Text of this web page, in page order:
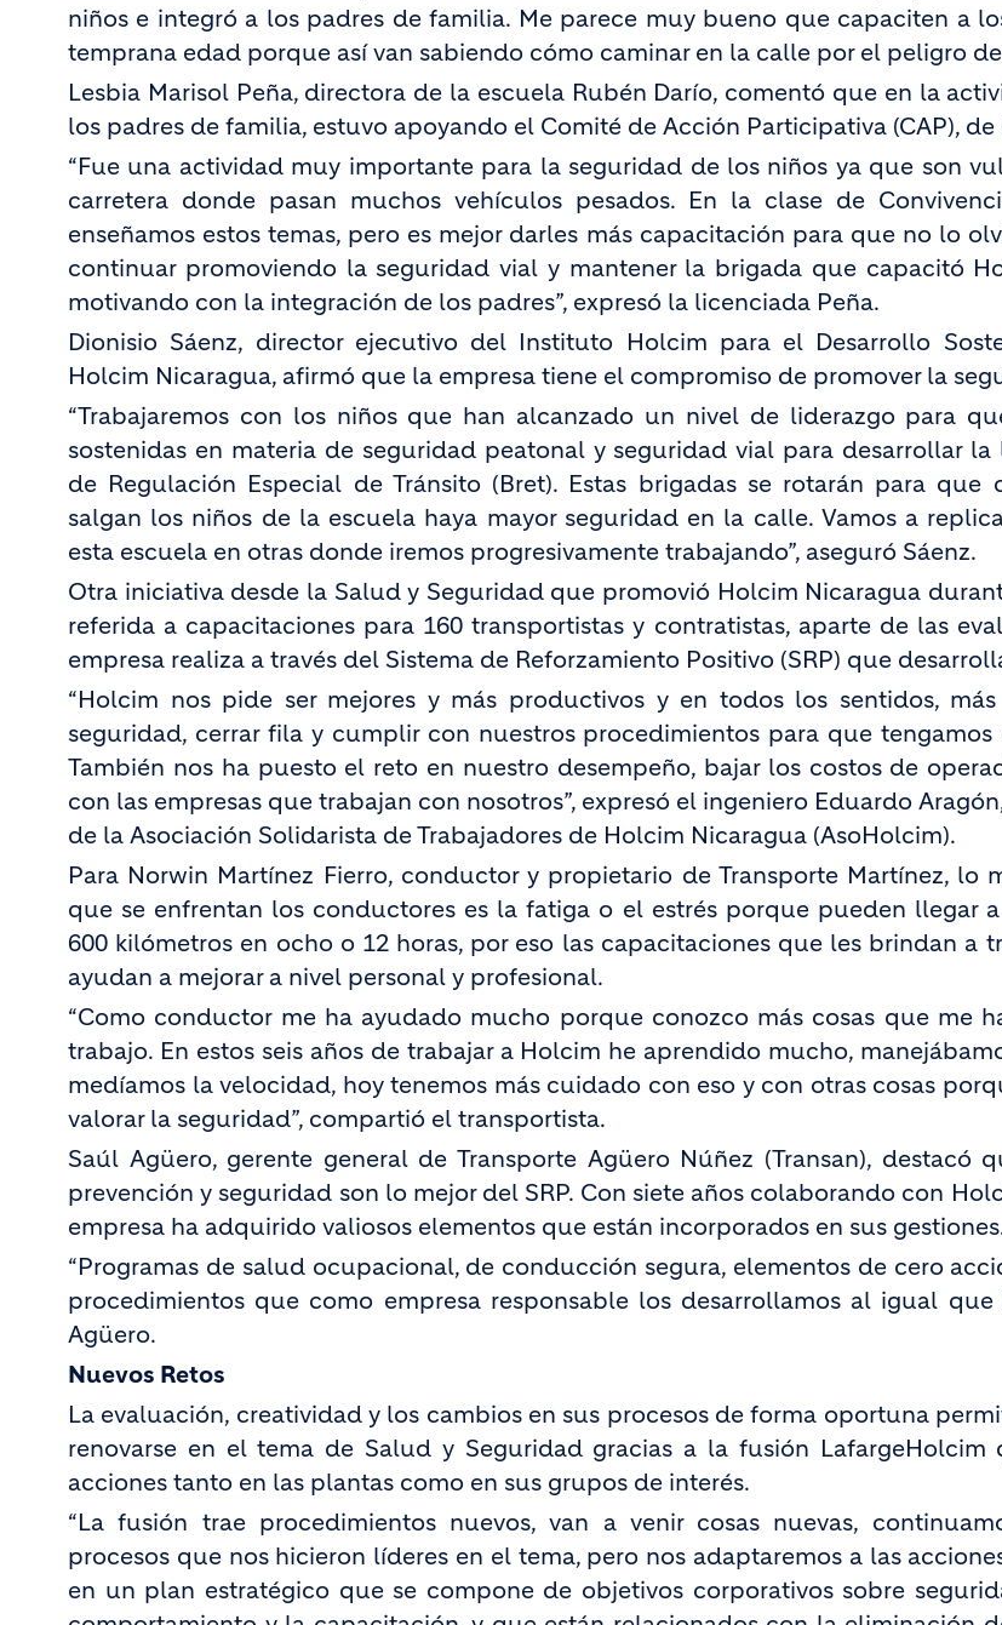
niños e integró a los padres de familia. Me parece muy bueno que capaciten a
temprana edad porque así van sabiendo cómo caminar en la calle por el peligro de
Lesbia Marisol Peña, directora de la escuela Rubén Darío, comentó que en la
los padres de familia, estuvo apoyando el Comité de Acción Participativa (CAP), de
“Fue una actividad muy importante para la seguridad de los niños ya que son
carretera donde pasan muchos vehículos pesados. En la clase de
enseñamos estos temas, pero es mejor darles más capacitación para que no lo
continuar promoviendo la seguridad vial y mantener la brigada que capacitó
motivando con la integración de los padres”, expresó la licenciada Peña.
Dionisio Sáenz, director ejecutivo del Instituto Holcim para el Desarrollo
Holcim Nicaragua, afirmó que la empresa tiene el compromiso de promover la
“Trabajaremos con los niños que han alcanzado un nivel de liderazgo para
sostenidas en materia de seguridad peatonal y seguridad vial para desarrollar la
de Regulación Especial de Tránsito (Bret). Estas brigadas se rotarán para que
salgan los niños de la escuela haya mayor seguridad en la calle. Vamos a
esta escuela en otras donde iremos progresivamente trabajando”, aseguró Sáenz.
Otra iniciativa desde la Salud y Seguridad que promovió Holcim Nicaragua
referida a capacitaciones para 160 transportistas y contratistas, aparte de las
empresa realiza a través del Sistema de Reforzamiento Positivo (SRP) que
“Holcim nos pide ser mejores y más productivos y en todos los sentidos,
seguridad, cerrar fila y cumplir con nuestros procedimientos para que tengamos
También nos ha puesto el reto en nuestro desempeño, bajar los costos de
con las empresas que trabajan con nosotros”, expresó el ingeniero Eduardo
de la Asociación Solidarista de Trabajadores de Holcim Nicaragua (AsoHolcim).
Para Norwin Martínez Fierro, conductor y propietario de Transporte Martínez, lo
que se enfrentan los conductores es la fatiga o el estrés porque pueden llegar
600 kilómetros en ocho o 12 horas, por eso las capacitaciones que les brindan a
ayudan a mejorar a nivel personal y profesional.
“Como conductor me ha ayudado mucho porque conozco más cosas que me
trabajo. En estos seis años de trabajar a Holcim he aprendido mucho,
medíamos la velocidad, hoy tenemos más cuidado con eso y con otras cosas
valorar la seguridad”, compartió el transportista.
Saúl Agüero, gerente general de Transporte Agüero Núñez (Transan), destacó
prevención y seguridad son lo mejor del SRP. Con siete años colaborando con
empresa ha adquirido valiosos elementos que están incorporados en sus
“Programas de salud ocupacional, de conducción segura, elementos de cero
procedimientos que como empresa responsable los desarrollamos al igual que
Agüero.
Nuevos Retos
La evaluación, creatividad y los cambios en sus procesos de forma oportuna
renovarse en el tema de Salud y Seguridad gracias a la fusión LafargeHolcim
acciones tanto en las plantas como en sus grupos de interés.
“La fusión trae procedimientos nuevos, van a venir cosas nuevas,
procesos que nos hicieron líderes en el tema, pero nos adaptaremos a las
en un plan estratégico que se compone de objetivos corporativos sobre